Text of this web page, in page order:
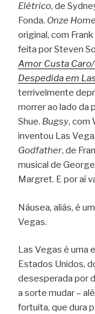
Elétrico, de
Fonda. Onze
original, com
feita por Steven
Amor Custa
Despedida em
terrivelmente
morrer ao lado da
Shue. Bugsy, com
inventou Las
Godfather, de
musical de
Margret. E por aí
Náusea, aliás, é
Vegas.
Las Vegas é uma
Estados Unidos,
desesperada por
a sorte mudar –
fortuita, que dura